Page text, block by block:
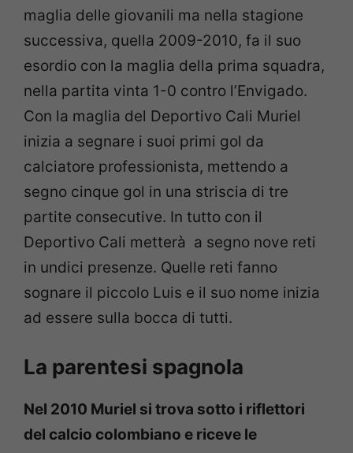
maglia delle giovanili ma nella stagione
successiva, quella 2009-2010, fa il suo
esordio con la maglia della prima squadra,
nella partita vinta 1-0 contro l’Envigado.
Con la maglia del Deportivo Cali Muriel
inizia a segnare i suoi primi gol da
calciatore professionista, mettendo a
segno cinque gol in una striscia di tre
partite consecutive. In tutto con il
Deportivo Cali metterà a segno nove reti
in undici presenze. Quelle reti fanno
sognare il piccolo Luis e il suo nome inizia
ad essere sulla bocca di tutti.
La parentesi spagnola
Nel 2010 Muriel si trova sotto i riflettori
del calcio colombiano e riceve le